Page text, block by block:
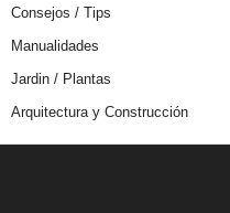
Consejos / Tips
Manualidades
Jardin / Plantas
Arquitectura y Construcción